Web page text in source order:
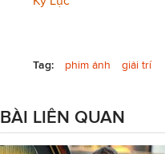
Tag: phim ảnh giải trí
BÀI LIÊN QUAN